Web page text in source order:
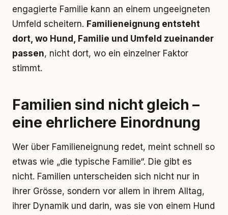
engagierte Familie kann an einem ungeeigneten
Umfeld scheitern. Familieneignung entsteht
dort, wo Hund, Familie und Umfeld zueinander
passen, nicht dort, wo ein einzelner Faktor
stimmt.
Familien sind nicht gleich –
eine ehrlichere Einordnung
Wer über Familieneignung redet, meint schnell so
etwas wie „die typische Familie“. Die gibt es
nicht. Familien unterscheiden sich nicht nur in
ihrer Grösse, sondern vor allem in ihrem Alltag,
ihrer Dynamik und darin, was sie von einem Hund